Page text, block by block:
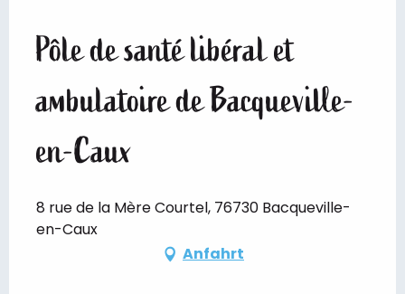
Pôle de santé libéral et
ambulatoire de Bacqueville-
en-Caux
8 rue de la Mère Courtel, 76730 Bacqueville-
en-Caux
Anfahrt